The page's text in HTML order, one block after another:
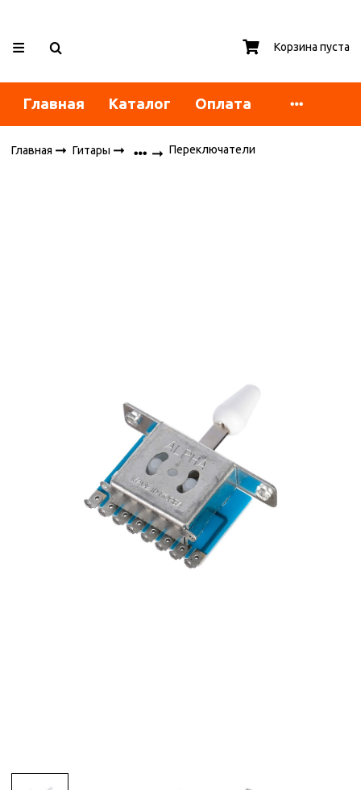
Корзина пуста
Главная Каталог Оплата
Главная Гитары Переключатели